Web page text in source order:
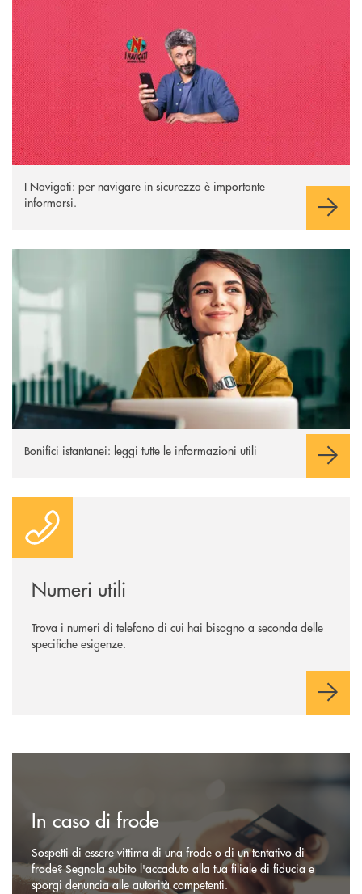
I Navigati: per navigare in sicurezza è importante
informarsi.
Bonifici istantanei: leggi tutte le informazioni utili
Numeri utili
Trova i numeri di telefono di cui hai bisogno a seconda delle
specifiche esigenze.
In caso di frode
Sospetti di essere vittima di una frode o di un tentativo di
frode? Segnala subito l'accaduto alla tua filiale di fiducia e
sporgi denuncia alle autorità competenti.